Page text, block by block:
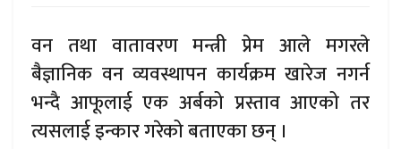
वन तथा वातावरण मन्त्री प्रेम आले मगरले
बैज्ञानिक वन व्यवस्थापन कार्यक्रम खारेज नगर्न
भन्दै आफूलाई एक अर्बको प्रस्ताव आएको तर
त्यसलाई इन्कार गरेको बताएका छन् ।